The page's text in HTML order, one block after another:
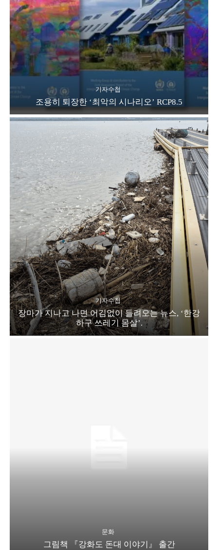
기자수첩
조용히 퇴장한 ‘최악의 시나리오’ RCP8.5
기자수첩
장마가 지나고 나면 어김없이 들려오는 뉴스, ‘한강
하구 쓰레기 몸살’.
문화
그림책 『강화도 돈대 이야기』 출간